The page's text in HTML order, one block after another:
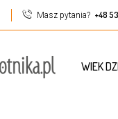
Masz pytania? +48
WIEK